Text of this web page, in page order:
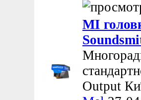
MI
Output